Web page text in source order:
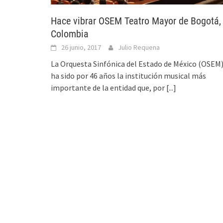
Hace vibrar OSEM Teatro Mayor de Bogotá,
Colombia
26 junio, 2017 Julio Requena
La Orquesta Sinfónica del Estado de México (OSEM)
ha sido por 46 años la institución musical más
importante de la entidad que, por [...]